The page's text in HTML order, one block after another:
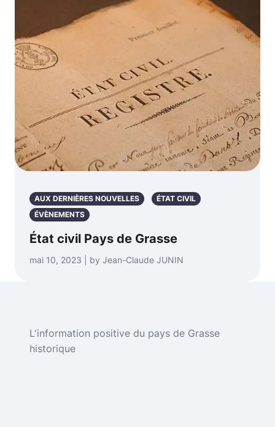
AUX DERNIÈRES NOUVELLES
ÉTAT CIVIL
ÉVÈNEMENTS
État civil Pays de Grasse
mai 10, 2023 | by Jean-Claude JUNIN
L'information positive du pays de Grasse
historique